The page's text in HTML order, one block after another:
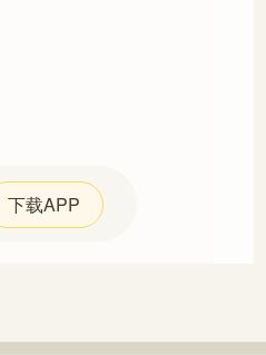
下载APP